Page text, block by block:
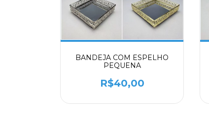
BANDEJA COM ESPELHO
PEQUENA
R$40,00